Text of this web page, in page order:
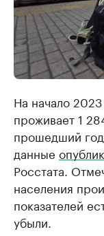
На начало
проживает 1
прошедший
данные
Росстата.
населения
показателей
убыли.